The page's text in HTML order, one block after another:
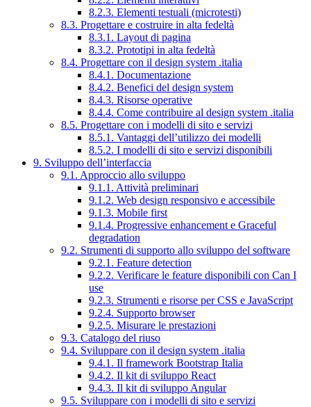
8.2.3. Elementi testuali (microtesti)
8.3. Progettare e costruire in alta fedeltà
8.3.1. Layout di pagina
8.3.2. Prototipi in alta fedeltà
8.4. Progettare con il design system .italia
8.4.1. Documentazione
8.4.2. Benefici del design system
8.4.3. Risorse operative
8.4.4. Come contribuire al design system .italia
8.5. Progettare con i modelli di sito e servizi
8.5.1. Vantaggi dell’utilizzo dei modelli
8.5.2. I modelli di sito e servizi disponibili
9. Sviluppo dell’interfaccia
9.1. Approccio allo sviluppo
9.1.1. Attività preliminari
9.1.2. Web design responsivo e accessibile
9.1.3. Mobile first
9.1.4. Progressive enhancement e Graceful
degradation
9.2. Strumenti di supporto allo sviluppo del software
9.2.1. Feature detection
9.2.2. Verificare le feature disponibili con Can I
use
9.2.3. Strumenti e risorse per CSS e JavaScript
9.2.4. Supporto browser
9.2.5. Misurare le prestazioni
9.3. Catalogo del riuso
9.4. Sviluppare con il design system .italia
9.4.1. Il framework Bootstrap Italia
9.4.2. Il kit di sviluppo React
9.4.3. Il kit di sviluppo Angular
9.5. Sviluppare con i modelli di sito e servizi